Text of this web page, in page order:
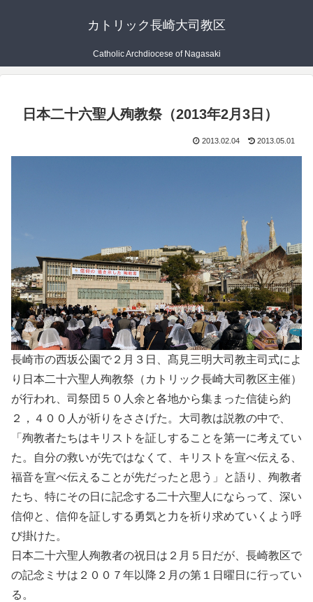
カトリック長崎大司教区
Catholic Archdiocese of Nagasaki
日本二十六聖人殉教祭（2013年2月3日）
2013.02.04 2013.05.01
長崎市の西坂公園で２月３日、髙見三明大司教主司式によ
り日本二十六聖人殉教祭（カトリック長崎大司教区主催）
が行われ、司祭団５０人余と各地から集まった信徒ら約
２，４００人が祈りをささげた。大司教は説教の中で、
「殉教者たちはキリストを証しすることを第一に考えてい
た。自分の救いが先ではなくて、キリストを宣べ伝える、
福音を宣べ伝えることが先だったと思う」と語り、殉教者
たち、特にその日に記念する二十六聖人にならって、深い
信仰と、信仰を証しする勇気と力を祈り求めていくよう呼
び掛けた。
日本二十六聖人殉教者の祝日は２月５日だが、長崎教区で
の記念ミサは２００７年以降２月の第１日曜日に行ってい
る。